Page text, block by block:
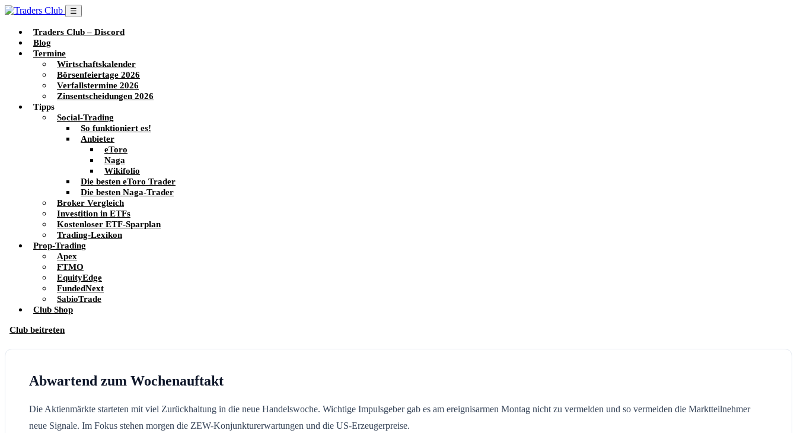
☰
Traders Club – Discord
Blog
Termine
Wirtschaftskalender
Börsenfeiertage 2026
Verfallstermine 2026
Zinsentscheidungen 2026
Tipps
Social-Trading
So funktioniert es!
Anbieter
eToro
Naga
Wikifolio
Die besten eToro Trader
Die besten Naga-Trader
Broker Vergleich
Investition in ETFs
Kostenloser ETF-Sparplan
Trading-Lexikon
Prop-Trading
Apex
FTMO
EquityEdge
FundedNext
SabioTrade
Club Shop
Club beitreten
Abwartend zum Wochenauftakt
Die Aktienmärkte starteten mit viel Zurückhaltung in die neue Handelswoche. Wichtige Impulsgeber gab es am ereignisarmen Montag nicht zu vermelden und so vermeiden die Marktteilnehmer
neue Signale. Im Fokus stehen morgen die ZEW-Konjunkturerwartungen und die US-Erzeugerpreise.